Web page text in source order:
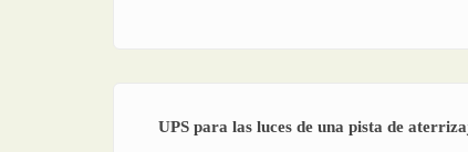
UPS para las luces de una pista de